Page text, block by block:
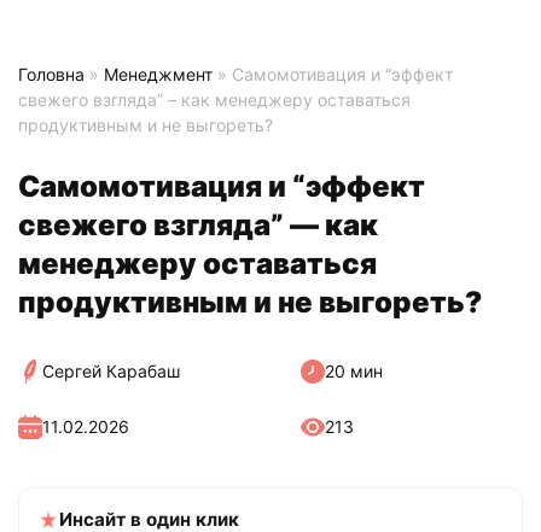
Головна » Менеджмент » Самомотивация и “эффект
свежего взгляда” – как менеджеру оставаться
продуктивным и не выгореть?
Самомотивация и “эффект
свежего взгляда” — как
менеджеру оставаться
продуктивным и не выгореть?
Сергей Карабаш 20 мин
213
11.02.2026
Инсайт в один клик